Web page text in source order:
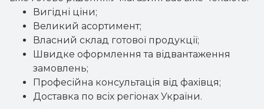
Вигідні ціни;
Великий асортимент;
Власний склад готової продукції;
Швидке оформлення та відвантаження
замовлень;
Професійна консультація від фахівця;
Доставка по всіх регіонах України.